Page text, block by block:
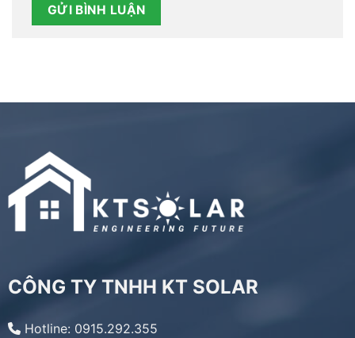
CÔNG TY TNHH KT SOLAR
Hotline: 0915.292.355